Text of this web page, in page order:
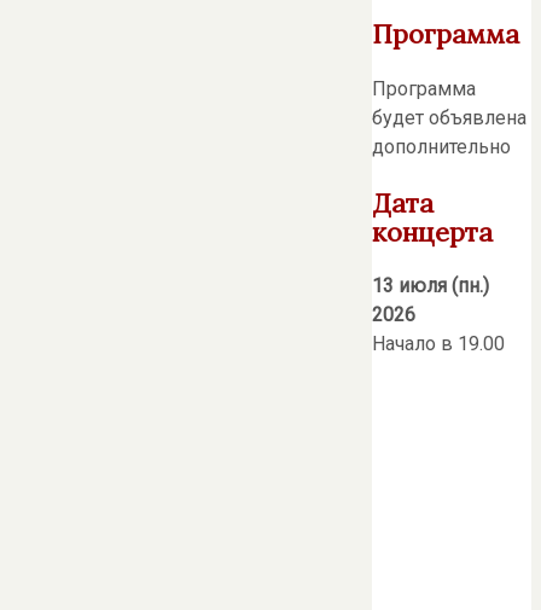
Программа
Программа
будет объявлена
дополнительно
Дата
концерта
13 июля (пн.)
2026
Начало в 19.00